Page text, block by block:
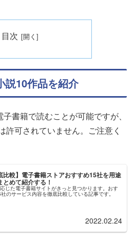
目次
説10作品を紹介
書籍で読むことが可能ですが、
許可されていません。ご注意く
比較】電子書籍ストアおすすめ15社を用途
とめて紹介する！
じた電子書籍サイトがきっと見つかります。おす
のサービス内容を徹底比較している記事です。
2022.02.24